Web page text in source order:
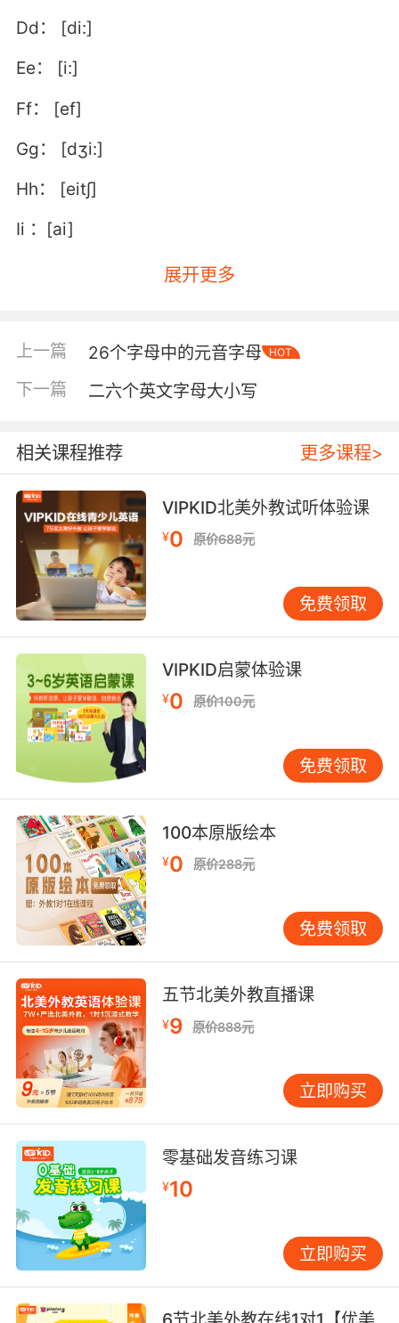
Dd： [di:]
Ee： [i:]
Ff： [ef]
Gg： [dʒi:]
Hh： [eit∫]
Ii ：[ai]
Ll ：[el]
Mm： [em]
Oo： [əu]
Pp： [pi:]
Qq ：[kju:]
Rr ：[ɑ:]
Tt ：[ti:]
Uu ：[ju:]
Xx： [eks]
Yy ：[wai]
Zz ：[zi:]
展开更多
上一篇 26个字母中的元音字母 HOT
下一篇 二六个英文字母大小写
相关课程推荐 更多课程>
VIPKID北美外教试听体验课
¥0 原价688元
免费领取
VIPKID启蒙体验课
¥0 原价100元
免费领取
100本原版绘本
¥0 原价288元
免费领取
五节北美外教直播课
¥9 原价888元
立即购买
零基础发音练习课
¥10
立即购买